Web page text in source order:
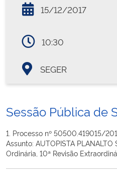
15/12/2017
10:30
SEGER
Sessão Pública de
1. Processo nº 50500.419015/
Assunto: AUTOPISTA PLANALTO
Ordinária, 10ª Revisão